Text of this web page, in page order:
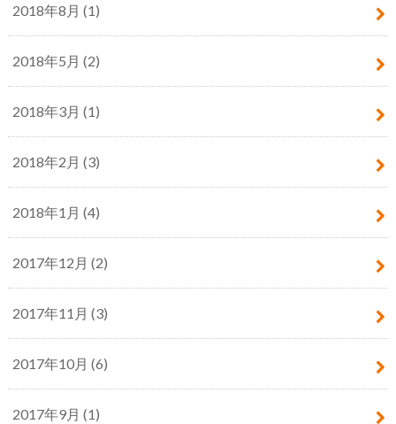
2018年8月 (1)
2018年5月 (2)
2018年3月 (1)
2018年2月 (3)
2018年1月 (4)
2017年12月 (2)
2017年11月 (3)
2017年10月 (6)
2017年9月 (1)